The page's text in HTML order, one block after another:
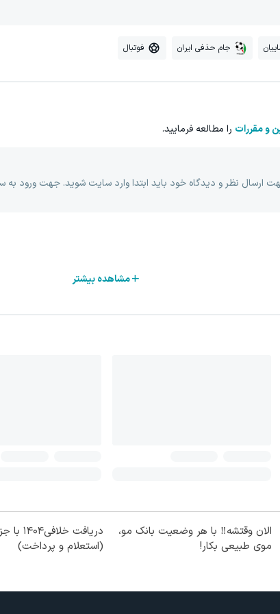
جام حذفی ایران فوتبال
و مقررات را مطالعه فرمایید.
ارسال نظر و دیدگاه خود باید ابتدا وارد سایت شوید. جهت ورود به
مشاهده بیشتر
الان وقتشه‼️ با هر وضعیت بانک مو،
موی طبیعی بکار!
دریافت
(استعلام و پرداخت)